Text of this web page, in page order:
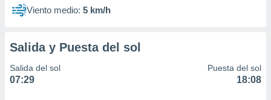
1199Viento medio: 5 km/h
Salida y Puesta del sol
Salida del sol
07:29
Puesta del sol
18:08